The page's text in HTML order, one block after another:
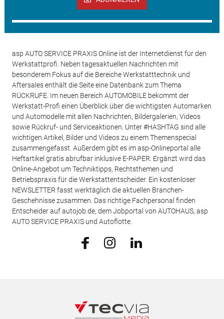
asp AUTO SERVICE PRAXIS Online ist der Internetdienst für den
Werkstattprofi. Neben tagesaktuellen Nachrichten mit
besonderem Fokus auf die Bereiche Werkstatttechnik und
Aftersales enthält die Seite eine Datenbank zum Thema
RÜCKRUFE. Im neuen Bereich AUTOMOBILE bekommt der
Werkstatt-Profi einen Überblick über die wichtigsten Automarken
und Automodelle mit allen Nachrichten, Bildergalerien, Videos
sowie Rückruf- und Serviceaktionen. Unter #HASHTAG sind alle
wichtigen Artikel, Bilder und Videos zu einem Themenspecial
zusammengefasst. Außerdem gibt es im asp-Onlineportal alle
Heftartikel gratis abrufbar inklusive E-PAPER. Ergänzt wird das
Online-Angebot um Techniktipps, Rechtsthemen und
Betriebspraxis für die Werkstattentscheider. Ein kostenloser
NEWSLETTER fasst werktäglich die aktuellen Branchen-
Geschehnisse zusammen. Das richtige Fachpersonal finden
Entscheider auf autojob.de, dem Jobportal von AUTOHAUS, asp
AUTO SERVICE PRAXIS und Autoflotte.